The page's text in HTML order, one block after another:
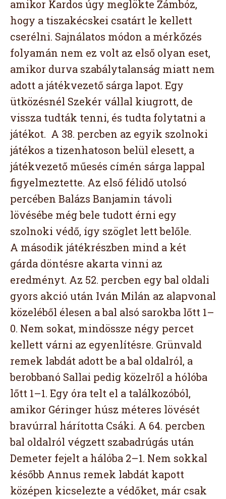
amikor Kardos úgy meglökte Zámbóz,
hogy a tiszakécskei csatárt le kellett
cserélni. Sajnálatos módon a mérkőzés
folyamán nem ez volt az első olyan eset,
amikor durva szabálytalanság miatt nem
adott a játékvezető sárga lapot. Egy
ütközésnél Szekér vállal kiugrott, de
vissza tudták tenni, és tudta folytatni a
játékot. A 38. percben az egyik szolnoki
játékos a tizenhatoson belül elesett, a
játékvezető műesés címén sárga lappal
figyelmeztette. Az első félidő utolsó
percében Balázs Banjamin távoli
lövésébe még bele tudott érni egy
szolnoki védő, így szöglet lett belőle.
A második játékrészben mind a két
gárda döntésre akarta vinni az
eredményt. Az 52. percben egy bal oldali
gyors akció után Iván Milán az alapvonal
közeléből élesen a bal alsó sarokba lőtt 1–
0. Nem sokat, mindössze négy percet
kellett várni az egyenlítésre. Grünvald
remek labdát adott be a bal oldalról, a
berobbanó Sallai pedig közelről a hólóba
lőtt 1–1. Egy óra telt el a találkozóból,
amikor Géringer húsz méteres lövését
bravúrral hárította Csáki. A 64. percben
bal oldalról végzett szabadrúgás után
Demeter fejelt a hálóba 2–1. Nem sokkal
később Annus remek labdát kapott
középen kicselezte a védőket, már csak